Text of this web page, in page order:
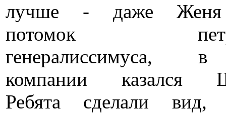
лучше - даже
потомок
генералиссимуса,
компании казался
Ребята сделали